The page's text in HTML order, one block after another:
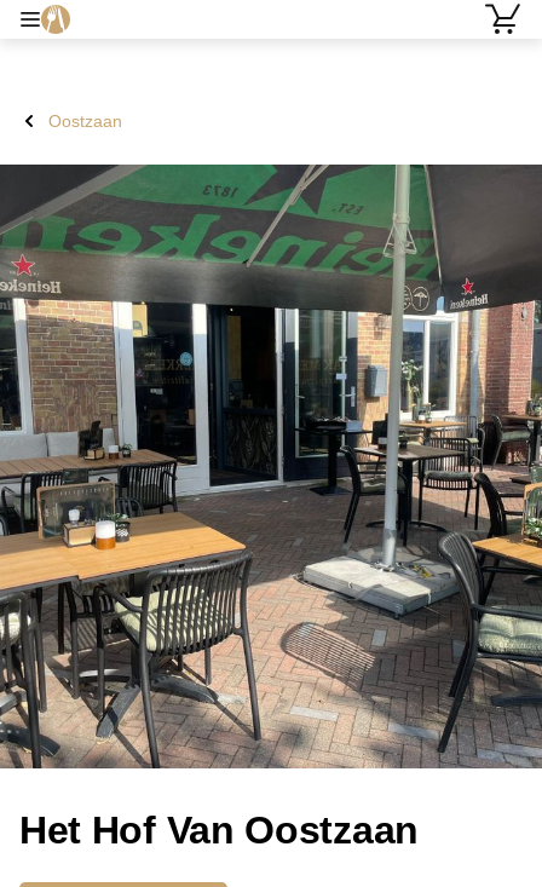
Oostzaan
Het Hof Van Oostzaan